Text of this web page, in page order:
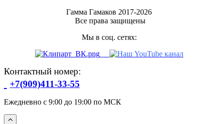
Гамма Гамаков 2017-2026
Все права защищены
Мы в соц. сетях:
Контактный номер:
+7(909)411-33-55
Ежедневно с 9:00 до 19:00 по МСК